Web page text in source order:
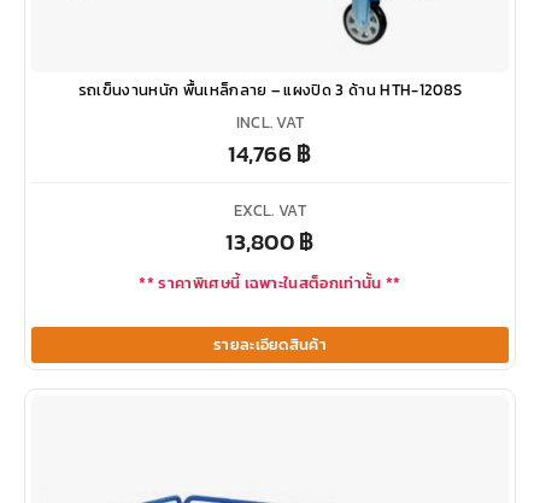
รถเข็นงานหนัก พื้นเหล็กลาย – แผงปิด 3 ด้าน HTH-1208S
INCL. VAT
14,766฿
EXCL. VAT
13,800฿
** ราคาพิเศษนี้ เฉพาะในสต็อกเท่านั้น **
รายละเอียดสินค้า